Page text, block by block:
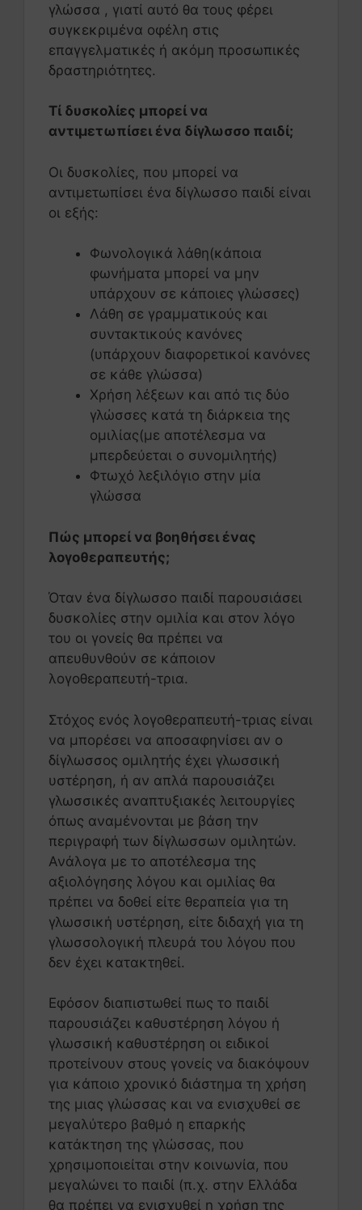
γλώσσα , γιατί αυτό θα τους φέρει
συγκεκριμένα οφέλη στις
επαγγελματικές ή ακόμη προσωπικές
δραστηριότητες.
Τί δυσκολίες μπορεί να
αντιμετωπίσει ένα δίγλωσσο παιδί;
Οι δυσκολίες, που μπορεί να
αντιμετωπίσει ένα δίγλωσσο παιδί είναι
οι εξής:
Φωνολογικά λάθη(κάποια
φωνήματα μπορεί να μην
υπάρχουν σε κάποιες γλώσσες)
Λάθη σε γραμματικούς και
συντακτικούς κανόνες
(υπάρχουν διαφορετικοί κανόνες
σε κάθε γλώσσα)
Χρήση λέξεων και από τις δύο
γλώσσες κατά τη διάρκεια της
ομιλίας(με αποτέλεσμα να
μπερδεύεται ο συνομιλητής)
Φτωχό λεξιλόγιο στην μία
γλώσσα
Πώς μπορεί να βοηθήσει ένας
λογοθεραπευτής;
Όταν ένα δίγλωσσο παιδί παρουσιάσει
δυσκολίες στην ομιλία και στον λόγο
του οι γονείς θα πρέπει να
απευθυνθούν σε κάποιον
λογοθεραπευτή-τρια.
Στόχος ενός λογοθεραπευτή-τριας είναι
να μπορέσει να αποσαφηνίσει αν ο
δίγλωσσος ομιλητής έχει γλωσσική
υστέρηση, ή αν απλά παρουσιάζει
γλωσσικές αναπτυξιακές λειτουργίες
όπως αναμένονται με βάση την
περιγραφή των δίγλωσσων ομιλητών.
Ανάλογα με το αποτέλεσμα της
αξιολόγησης λόγου και ομιλίας θα
πρέπει να δοθεί είτε θεραπεία για τη
γλωσσική υστέρηση, είτε διδαχή για τη
γλωσσολογική πλευρά του λόγου που
δεν έχει κατακτηθεί.
Εφόσον διαπιστωθεί πως το παιδί
παρουσιάζει καθυστέρηση λόγου ή
γλωσσική καθυστέρηση οι ειδικοί
προτείνουν στους γονείς να διακόψουν
για κάποιο χρονικό διάστημα τη χρήση
της μιας γλώσσας και να ενισχυθεί σε
μεγαλύτερο βαθμό η επαρκής
κατάκτηση της γλώσσας, που
χρησιμοποιείται στην κοινωνία, που
μεγαλώνει το παιδί (π.χ. στην Ελλάδα
θα πρέπει να ενισχυθεί η χρήση της